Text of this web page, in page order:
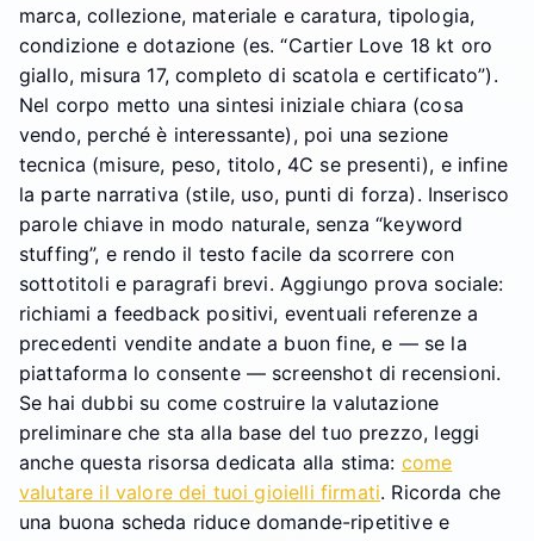
marca, collezione, materiale e caratura, tipologia,
condizione e dotazione (es. “Cartier Love 18 kt oro
giallo, misura 17, completo di scatola e certificato”).
Nel corpo metto una sintesi iniziale chiara (cosa
vendo, perché è interessante), poi una sezione
tecnica (misure, peso, titolo, 4C se presenti), e infine
la parte narrativa (stile, uso, punti di forza). Inserisco
parole chiave in modo naturale, senza “keyword
stuffing”, e rendo il testo facile da scorrere con
sottotitoli e paragrafi brevi. Aggiungo prova sociale:
richiami a feedback positivi, eventuali referenze a
precedenti vendite andate a buon fine, e — se la
piattaforma lo consente — screenshot di recensioni.
Se hai dubbi su come costruire la valutazione
preliminare che sta alla base del tuo prezzo, leggi
anche questa risorsa dedicata alla stima: come
valutare il valore dei tuoi gioielli firmati. Ricorda che
una buona scheda riduce domande-ripetitive e